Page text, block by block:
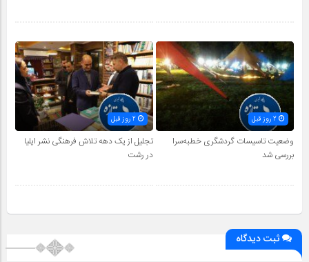
2 روز قبل
وضعیت تاسیسات گردشگری خطبه‌سرا
بررسی شد
تجلیل از یک دهه تلاش فرهنگی نشر ایلیا
در رشت
ثبت دیدگاه